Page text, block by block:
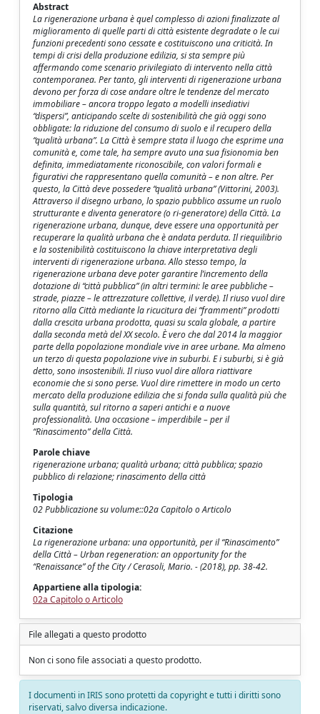
Abstract
La rigenerazione urbana è quel complesso di azioni finalizzate al
miglioramento di quelle parti di città esistente degradate o le cui
funzioni precedenti sono cessate e costituiscono una criticità. In
tempi di crisi della produzione edilizia, si sta sempre più
affermando come scenario privilegiato di intervento nella città
contemporanea. Per tanto, gli interventi di rigenerazione urbana
devono per forza di cose andare oltre le tendenze del mercato
immobiliare – ancora troppo legato a modelli insediativi
“dispersi”, anticipando scelte di sostenibilità che già oggi sono
obbligate: la riduzione del consumo di suolo e il recupero della
“qualità urbana”. La Città è sempre stata il luogo che esprime una
comunità e, come tale, ha sempre avuto una sua fisionomia ben
definita, immediatamente riconoscibile, con valori formali e
figurativi che rappresentano quella comunità – e non altre. Per
questo, la Città deve possedere “qualità urbana” (Vittorini, 2003).
Attraverso il disegno urbano, lo spazio pubblico assume un ruolo
strutturante e diventa generatore (o ri-generatore) della Città. La
rigenerazione urbana, dunque, deve essere una opportunità per
recuperare la qualità urbana che è andata perduta. Il riequilibrio
e la sostenibilità costituiscono la chiave interpretativa degli
interventi di rigenerazione urbana. Allo stesso tempo, la
rigenerazione urbana deve poter garantire l’incremento della
dotazione di “città pubblica” (in altri termini: le aree pubbliche –
strade, piazze – le attrezzature collettive, il verde). Il riuso vuol dire
ritorno alla Città mediante la ricucitura dei “frammenti” prodotti
dalla crescita urbana prodotta, quasi su scala globale, a partire
dalla seconda metà del XX secolo. È vero che dal 2014 la maggior
parte della popolazione mondiale vive in aree urbane. Ma almeno
un terzo di questa popolazione vive in suburbi. E i suburbi, si è già
detto, sono insostenibili. Il riuso vuol dire allora riattivare
economie che si sono perse. Vuol dire rimettere in modo un certo
mercato della produzione edilizia che si fonda sulla qualità più che
sulla quantità, sul ritorno a saperi antichi e a nuove
professionalità. Una occasione – imperdibile – per il
“Rinascimento” della Città.
Parole chiave
rigenerazione urbana; qualità urbana; città pubblica; spazio
pubblico di relazione; rinascimento della città
Tipologia
02 Pubblicazione su volume::02a Capitolo o Articolo
Citazione
La rigenerazione urbana: una opportunità, per il “Rinascimento”
della Città – Urban regeneration: an opportunity for the
“Renaissance” of the City / Cerasoli, Mario. - (2018), pp. 38-42.
Appartiene alla tipologia:
02a Capitolo o Articolo
File allegati a questo prodotto
Non ci sono file associati a questo prodotto.
I documenti in IRIS sono protetti da copyright e tutti i diritti sono
riservati, salvo diversa indicazione.